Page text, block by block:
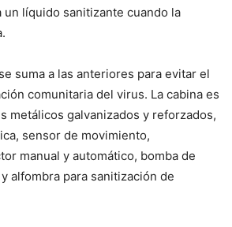
líquido sanitizante cuando la
suma a las anteriores para evitar el
comunitaria del virus. La cabina es
metálicos galvanizados y reforzados,
sensor de movimiento,
manual y automático, bomba de
alfombra para sanitización de